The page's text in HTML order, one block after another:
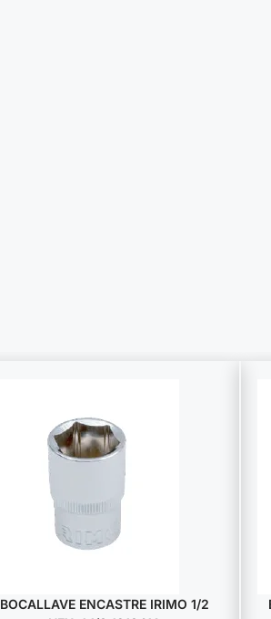
BOCALLAVE ENCASTRE IRIMO 1/2